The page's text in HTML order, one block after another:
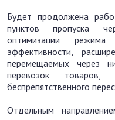
Будет продолжена
пунктов пропуска
оптимизации
эффективности,
перемещаемых через
перевозок товаров,
беспрепятственного
Отдельным